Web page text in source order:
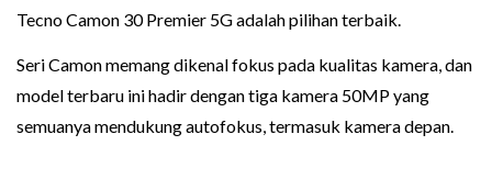
Tecno Camon 30 Premier 5G adalah pilihan terbaik.
Seri Camon memang dikenal fokus pada kualitas kamera, dan
model terbaru ini hadir dengan tiga kamera 50MP yang
semuanya mendukung autofokus, termasuk kamera depan.